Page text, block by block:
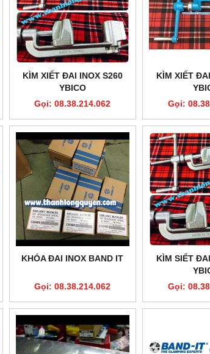
KÌM XIẾT ĐAI INOX S260
YBICO
Gọi: 08.38.214.062
KÌM XIẾT
Gọi:
KHÓA ĐAI INOX BAND IT
Gọi: 08.38.214.062
KÌM SIẾT
Gọi: